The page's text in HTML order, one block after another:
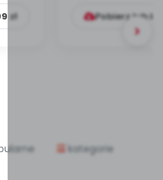
zł Pobierz lub
kategorie